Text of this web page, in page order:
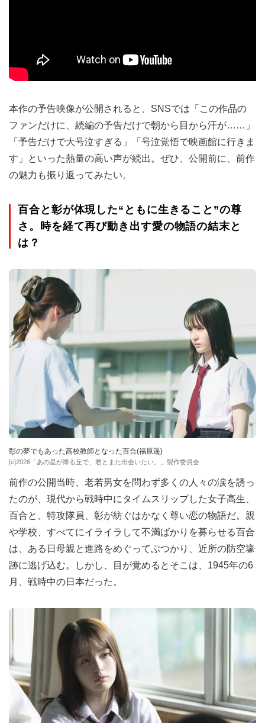
本作の予告映像が公開されると、SNSでは「この作品の
ファンだけに、続編の予告だけで朝から目から汗が……」
「予告だけで大号泣すぎる」「号泣覚悟で映画館に行きま
す」といった熱量の高い声が続出。ぜひ、公開前に、前作
の魅力も振り返ってみたい。
百合と彰が体現した“ともに⽣きること”の尊
さ。時を経て再び動き出す愛の物語の結末と
は？
彰の夢でもあった高校教師となった百合(福原遥)
[c]2026「あの星が降る丘で、君とまた出会いたい。」製作委員会
前作の公開当時、老若男女を問わず多くの人々の涙を誘っ
たのが、現代から戦時中にタイムスリップした女子高生、
百合と、特攻隊員、彰が紡ぐはかなく尊い恋の物語だ。親
や学校、すべてにイライラして不満ばかりを募らせる百合
は、ある日母親と進路をめぐってぶつかり、近所の防空壕
跡に逃げ込む。しかし、目が覚めるとそこは、1945年の6
月、戦時中の日本だった。